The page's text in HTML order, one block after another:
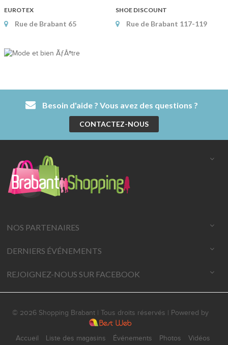
EUROTEX
Rue de Brabant 65
SHOE DISCOUNT
Rue de Brabant 117-119
Besoin d'aide ? Vous avez des questions ?
CONTACTEZ-NOUS
NOS PARTENAIRES
DERNIERS ÉVÉNEMENTS
REJOIGNEZ-NOUS SUR FACEBOOK
© 2026 Shopping Brabant | Tous droits réservés | Powered by
Accueil Liste des magasins Événements Photos Vidéos